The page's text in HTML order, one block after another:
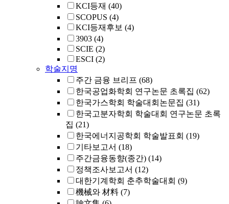
KCI등재 (40)
SCOPUS (4)
KCI등재후보 (4)
3903 (4)
SCIE (2)
ESCI (2)
학술지명
주간 금융 브리프 (68)
한국공업화학회 연구논문 초록집 (62)
한국가스학회 학술대회논문집 (31)
한국고분자학회 학술대회 연구논문 초록
집 (21)
한국에너지공학회 학술발표회 (19)
기타보고서 (18)
주간금융동향(종간) (14)
정책조사보고서 (12)
대한기계학회 춘추학술대회 (9)
機械와 材料 (7)